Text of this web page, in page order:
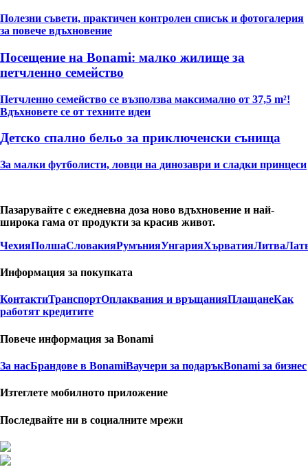
Полезни съвети, практичен контролен списък и фотогалерия
за повече вдъхновение
Посещение на Bonami: малко жилище за
петчленно семейство
Петчленно семейство се възползва максимално от 37,5 m²!
Вдъхновете се от техните идеи
Детско спално бельо за приключенски сънища
За малки футболисти, ловци на динозаври и сладки принцеси
Пазарувайте с ежедневна доза ново вдъхновение и най-
широка гама от продукти за красив живот.
ЧехияПолшаСловакияРумънияУнгарияХърватияЛитва
Информация за покупката
КонтактиТранспортОплаквания и връщанияПлащанеКак
работят кредитите
Повече информация за Bonami
За насБрандове в BonamiВаучери за подаръкBonami за бизнес
Изтеглете мобилното приложение
Последвайте ни в социалните мрежи